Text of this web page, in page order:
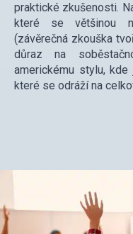
praktické zkušenosti.
které se většinou
(závěrečná zkouška
důraz na
americkému stylu,
které se odráží na